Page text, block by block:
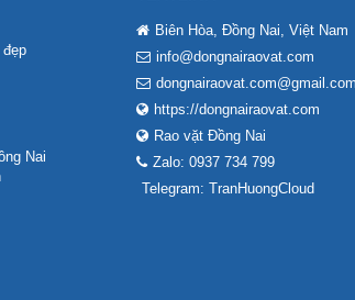
Nai
Biên Hòa, Đồng Nai, Việt Nam
info@dongnairaovat.com
dongnairaovat.com@gmail.com
https://dongnairaovat.com
Rao vặt Đồng Nai
Zalo: 0937 734 799
Telegram: TranHuongCloud